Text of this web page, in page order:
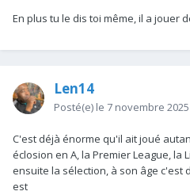
En plus tu le dis toi même, il a jouer
Len14
Posté(e) le 7 novembre 2025
C'est déjà énorme qu'il ait joué
éclosion en A, la Premier League, la
ensuite la sélection, à son âge c'est
est